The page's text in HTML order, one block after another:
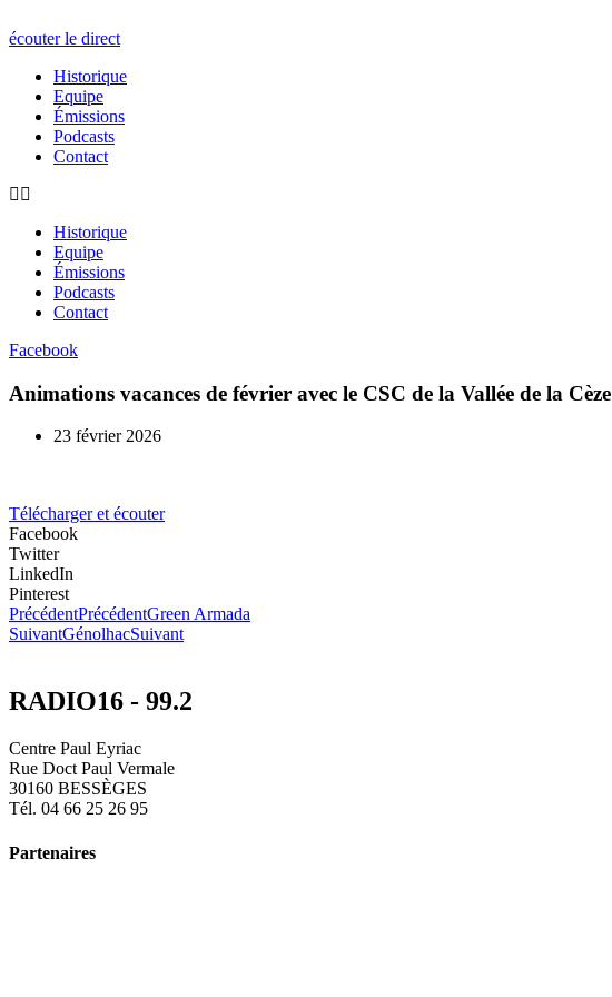
écouter le direct
Historique
Equipe
Émissions
Podcasts
Contact
Historique
Equipe
Émissions
Podcasts
Contact
Facebook
Animations vacances de février avec le CSC de la Vallée de la Cèze
23 février 2026
Télécharger et écouter
Facebook
Twitter
LinkedIn
Pinterest
PrécédentPrécédentGreen Armada
SuivantGénolhacSuivant
RADIO16 - 99.2
Centre Paul Eyriac
Rue Doct Paul Vermale
30160 BESSÈGES
Tél. 04 66 25 26 95
Partenaires